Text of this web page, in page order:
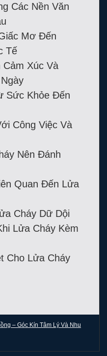
Các Nền Văn
Mơ Đến
Tế
Xúc Và
Sức Khỏe Đến
Công Việc Và
Nên Đánh
Quan Đến Lửa
Cháy Dữ Dội
Lửa Cháy Kèm
Cho Lửa Cháy
– Góc Kín Tâm Lý Và Nhu